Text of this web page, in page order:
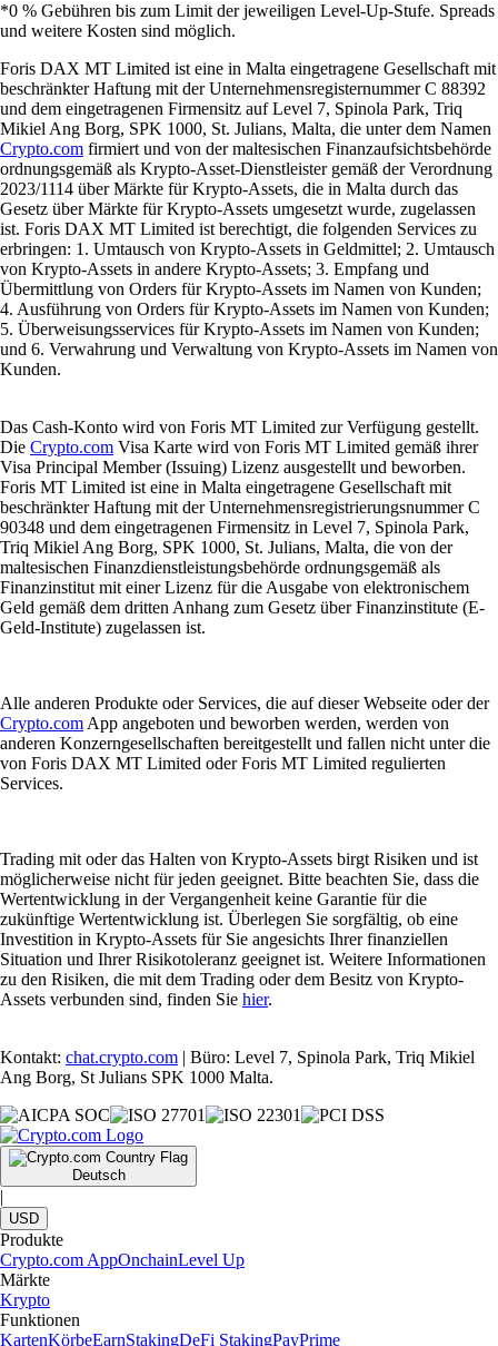
*0 % Gebühren bis zum Limit der jeweiligen Level-Up-Stufe. Spreads
und weitere Kosten sind möglich.
Foris DAX MT Limited ist eine in Malta eingetragene Gesellschaft mit
beschränkter Haftung mit der Unternehmensregisternummer C 88392
und dem eingetragenen Firmensitz auf Level 7, Spinola Park, Triq
Mikiel Ang Borg, SPK 1000, St. Julians, Malta, die unter dem Namen
Crypto.com firmiert und von der maltesischen Finanzaufsichtsbehörde
ordnungsgemäß als Krypto-Asset-Dienstleister gemäß der Verordnung
2023/1114 über Märkte für Krypto-Assets, die in Malta durch das
Gesetz über Märkte für Krypto-Assets umgesetzt wurde, zugelassen
ist. Foris DAX MT Limited ist berechtigt, die folgenden Services zu
erbringen: 1. Umtausch von Krypto-Assets in Geldmittel; 2. Umtausch
von Krypto-Assets in andere Krypto-Assets; 3. Empfang und
Übermittlung von Orders für Krypto-Assets im Namen von Kunden;
4. Ausführung von Orders für Krypto-Assets im Namen von Kunden;
5. Überweisungsservices für Krypto-Assets im Namen von Kunden;
und 6. Verwahrung und Verwaltung von Krypto-Assets im Namen von
Kunden.
Das Cash-Konto wird von Foris MT Limited zur Verfügung gestellt.
Die Crypto.com Visa Karte wird von Foris MT Limited gemäß ihrer
Visa Principal Member (Issuing) Lizenz ausgestellt und beworben.
Foris MT Limited ist eine in Malta eingetragene Gesellschaft mit
beschränkter Haftung mit der Unternehmensregistrierungsnummer C
90348 und dem eingetragenen Firmensitz in Level 7, Spinola Park,
Triq Mikiel Ang Borg, SPK 1000, St. Julians, Malta, die von der
maltesischen Finanzdienstleistungsbehörde ordnungsgemäß als
Finanzinstitut mit einer Lizenz für die Ausgabe von elektronischem
Geld gemäß dem dritten Anhang zum Gesetz über Finanzinstitute (E-
Geld-Institute) zugelassen ist.
Alle anderen Produkte oder Services, die auf dieser Webseite oder der
Crypto.com App angeboten und beworben werden, werden von
anderen Konzerngesellschaften bereitgestellt und fallen nicht unter die
von Foris DAX MT Limited oder Foris MT Limited regulierten
Services.
Trading mit oder das Halten von Krypto-Assets birgt Risiken und ist
möglicherweise nicht für jeden geeignet. Bitte beachten Sie, dass die
Wertentwicklung in der Vergangenheit keine Garantie für die
zukünftige Wertentwicklung ist. Überlegen Sie sorgfältig, ob eine
Investition in Krypto-Assets für Sie angesichts Ihrer finanziellen
Situation und Ihrer Risikotoleranz geeignet ist. Weitere Informationen
zu den Risiken, die mit dem Trading oder dem Besitz von Krypto-
Assets verbunden sind, finden Sie hier.
Kontakt: chat.crypto.com | Büro: Level 7, Spinola Park, Triq Mikiel
Ang Borg, St Julians SPK 1000 Malta.
Deutsch
|
USD
Produkte
Crypto.com AppOnchainLevel Up
Märkte
Krypto
Funktionen
KartenKörbeEarnStakingDeFi StakingPayPrime